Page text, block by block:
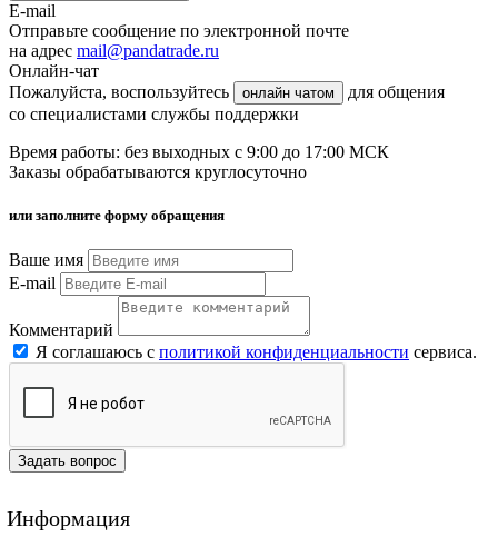
E-mail
Отправьте сообщение по электронной почте
на адрес mail@pandatrade.ru
Онлайн-чат
Пожалуйста, воспользуйтесь
онлайн чатом
для общения
со специалистами службы поддержки
Время работы: без выходных с 9:00 до 17:00 МСК
Заказы обрабатываются круглосуточно
или заполните форму обращения
Ваше имя
E-mail
Комментарий
Я соглашаюсь с политикой конфиденциальности сервиса.
Задать вопрос
Информация